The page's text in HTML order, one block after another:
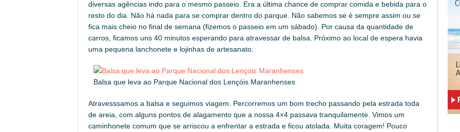
diversas agências indo para o mesmo passeio. Era a última chance de comprar comida e bebida para o
resto do dia. Não há nada para se comprar dentro do parque. Não sabemos se é sempre assim ou se
fica mais cheio no final de semana (fizemos o passeio em um sábado). Por causa da quantidade de
carros, ficamos uns 40 minutos esperando para atravessar de balsa. Próximo ao local de espera havia
uma pequena lanchonete e lojinhas de artesanato.
Balsa que leva ao Parque Nacional dos Lençóis Maranhenses
Atravesssamos a balsa e seguimos viagem. Percorremos um bom trecho passando pela estrada toda
de areia, com alguns pontos de alagamento que a nossa 4×4 passava tranquilamente. Vimos um
caminhonete comum que se arriscou a enfrentar a estrada e ficou atolada. Muita coragem! Pouco